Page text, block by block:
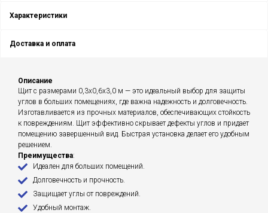
Характеристики
Доставка и оплата
Описание
Щит с размерами 0,3x0,6x3,0 м — это идеальный выбор для защиты
углов в больших помещениях, где важна надежность и долговечность.
Изготавливается из прочных материалов, обеспечивающих стойкость
к повреждениям. Щит эффективно скрывает дефекты углов и придает
помещению завершенный вид. Быстрая установка делает его удобным
решением.
Преимущества:
Идеален для больших помещений.
Долговечность и прочность.
Защищает углы от повреждений.
Удобный монтаж.